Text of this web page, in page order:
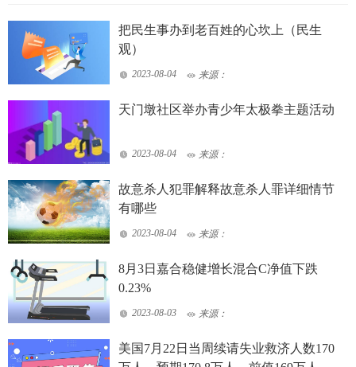
把民生事办到老百姓的心坎上（民生
观）
2023-08-04 来源：
天门墩社区举办青少年太极拳主题活动
2023-08-04 来源：
故意杀人犯罪解释故意杀人罪详细情节
有哪些
2023-08-04 来源：
8月3日嘉合稳健增长混合C净值下跌
0.23%
2023-08-03 来源：
美国7月22日当周续请失业救济人数170